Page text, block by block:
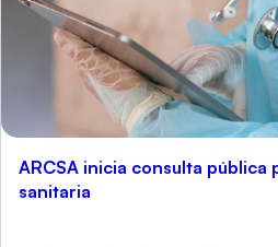
ARCSA inicia consulta
sanitaria